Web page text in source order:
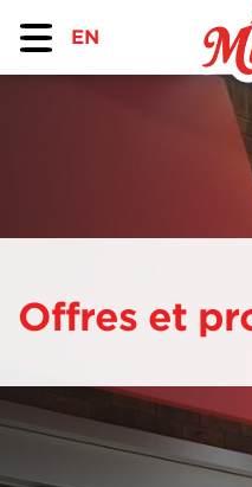
EN
Offres et